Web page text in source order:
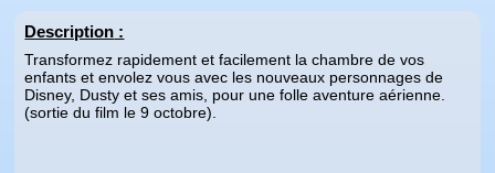
Description :
Transformez rapidement et facilement la chambre de vos
enfants et envolez vous avec les nouveaux personnages de
Disney, Dusty et ses amis, pour une folle aventure aérienne.
(sortie du film le 9 octobre).